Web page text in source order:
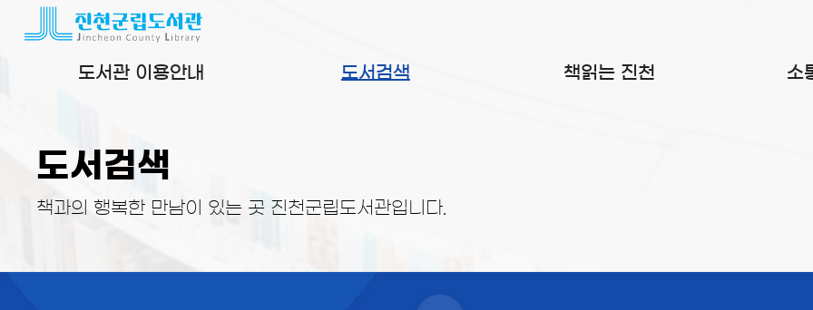
도서관 이용안내 도서검색 책읽는 진천 소
도서검색
책과의 행복한 만남이 있는 곳 진천군립도서관입니다.